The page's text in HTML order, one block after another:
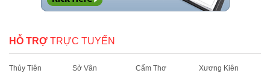
HỖ TRỢ TRỰC TUYẾN
Thủy Tiên
Sở Vân
Cẩm Thơ
Xương Kiên